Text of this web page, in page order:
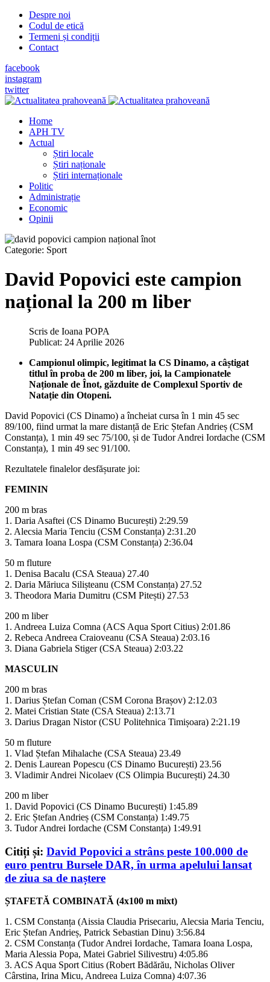
Despre noi
Codul de etică
Termeni și condiții
Contact
facebook
instagram
twitter
Home
APH TV
Actual
Știri locale
Știri naționale
Știri internaționale
Politic
Administrație
Economic
Opinii
Categorie: Sport
David Popovici este campion
național la 200 m liber
Scris de Ioana POPA
Publicat: 24 Aprilie 2026
Campionul olimpic, legitimat la CS Dinamo, a câștigat
titlul în proba de 200 m liber, joi, la Campionatele
Naționale de Înot, găzduite de Complexul Sportiv de
Natație din Otopeni.
David Popovici (CS Dinamo) a încheiat cursa în 1 min 45 sec
89/100, fiind urmat la mare distanță de Eric Ștefan Andrieș (CSM
Constanța), 1 min 49 sec 75/100, și de Tudor Andrei Iordache (CSM
Constanța), 1 min 49 sec 91/100.
Rezultatele finalelor desfășurate joi:
FEMININ
200 m bras
1. Daria Asaftei (CS Dinamo București) 2:29.59
2. Alecsia Maria Tenciu (CSM Constanța) 2:31.20
3. Tamara Ioana Lospa (CSM Constanța) 2:36.04
50 m fluture
1. Denisa Bacalu (CSA Steaua) 27.40
2. Daria Măriuca Silișteanu (CSM Constanța) 27.52
3. Theodora Maria Dumitru (CSM Pitești) 27.53
200 m liber
1. Andreea Luiza Comna (ACS Aqua Sport Citius) 2:01.86
2. Rebeca Andreea Craioveanu (CSA Steaua) 2:03.16
3. Diana Gabriela Stiger (CSA Steaua) 2:03.22
MASCULIN
200 m bras
1. Darius Ștefan Coman (CSM Corona Brașov) 2:12.03
2. Matei Cristian State (CSA Steaua) 2:13.71
3. Darius Dragan Nistor (CSU Politehnica Timișoara) 2:21.19
50 m fluture
1. Vlad Ștefan Mihalache (CSA Steaua) 23.49
2. Denis Laurean Popescu (CS Dinamo București) 23.56
3. Vladimir Andrei Nicolaev (CS Olimpia București) 24.30
200 m liber
1. David Popovici (CS Dinamo București) 1:45.89
2. Eric Ștefan Andrieș (CSM Constanța) 1:49.75
3. Tudor Andrei Iordache (CSM Constanța) 1:49.91
Citiți și: David Popovici a strâns peste 100.000 de
euro pentru Bursele DAR, în urma apelului lansat
de ziua sa de naștere
ȘTAFETĂ COMBINATĂ (4x100 m mixt)
1. CSM Constanța (Aissia Claudia Prisecariu, Alecsia Maria Tenciu,
Eric Ștefan Andrieș, Patrick Sebastian Dinu) 3:56.84
2. CSM Constanța (Tudor Andrei Iordache, Tamara Ioana Lospa,
Maria Alessia Popa, Matei Gabriel Silivestru) 4:05.86
3. ACS Aqua Sport Citius (Robert Bădărău, Nicholas Oliver
Cârstina, Irina Micu, Andreea Luiza Comna) 4:07.36